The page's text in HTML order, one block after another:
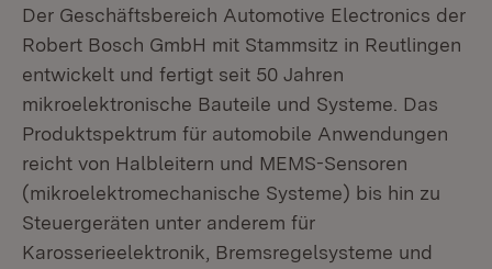
Der Geschäftsbereich Automotive Electronics der
Robert Bosch GmbH mit Stammsitz in Reutlingen
entwickelt und fertigt seit 50 Jahren
mikroelektronische Bauteile und Systeme. Das
Produktspektrum für automobile Anwendungen
reicht von Halbleitern und MEMS-Sensoren
(mikroelektromechanische Systeme) bis hin zu
Steuergeräten unter anderem für
Karosserieelektronik, Bremsregelsysteme und